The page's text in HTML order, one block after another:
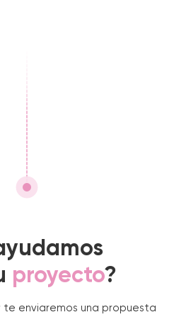
proyecto?
te enviaremos una propuesta